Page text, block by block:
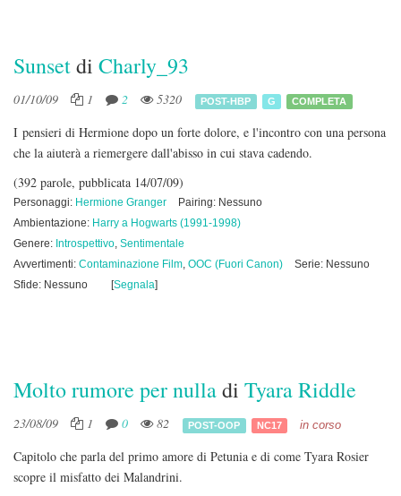
Sunsetdi Charly_93
01/10/09 1 2 5320 POST-HBP G COMPLETA
I pensieri di Hermione dopo un forte dolore, e l'incontro con una persona
che la aiuterà a riemergere dall'abisso in cui stava cadendo.
(392 parole, pubblicata 14/07/09)
Personaggi: Hermione Granger
Pairing: Nessuno
Ambientazione: Harry a Hogwarts (1991-1998)
Genere: Introspettivo, Sentimentale
Avvertimenti: Contaminazione Film, OOC (Fuori Canon)
Serie: Nessuno
Sfide: Nessuno
[Segnala]
Molto rumore per nulladi Tyara Riddle
23/08/09 1 0 82 POST-OOP NC17 in corso
Capitolo che parla del primo amore di Petunia e di come Tyara Rosier
scopre il misfatto dei Malandrini.